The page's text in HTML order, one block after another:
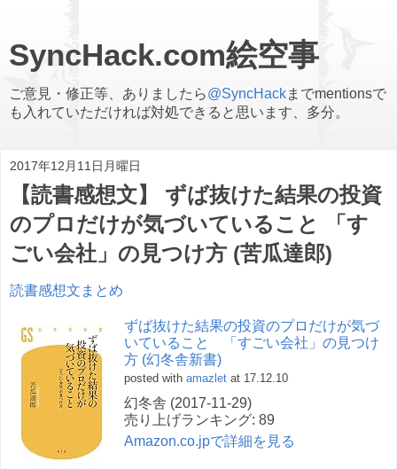
SyncHack.com絵空事
ご意見・修正等、ありましたら@SyncHackまでmentionsで
も入れていただければ対処できると思います、多分。
2017年12月11日月曜日
【読書感想文】 ずば抜けた結果の投資
のプロだけが気づいていること 「す
ごい会社」の見つけ方 (苦瓜達郎)
読書感想文まとめ
ずば抜けた結果の投資のプロだけが気づ
いていること 「すごい会社」の見つけ
方 (幻冬舎新書)
posted with amazlet at 17.12.10
幻冬舎 (2017-11-29)
売り上げランキング: 89
Amazon.co.jpで詳細を見る